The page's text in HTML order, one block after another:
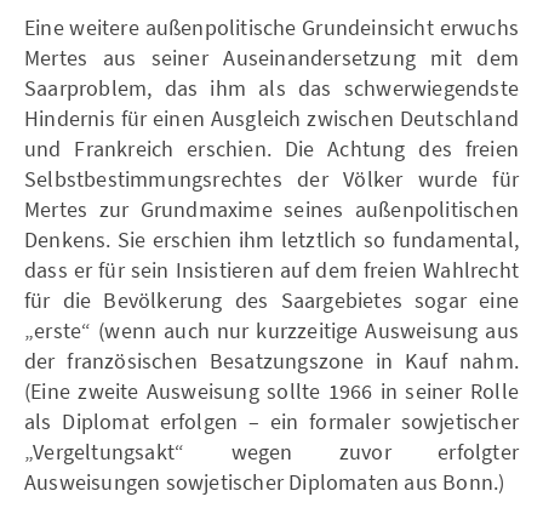
Eine weitere außenpolitische Grundeinsicht erwuchs
Mertes aus seiner Auseinandersetzung mit dem
Saarproblem, das ihm als das schwerwiegendste
Hindernis für einen Ausgleich zwischen Deutschland
und Frankreich erschien. Die Achtung des freien
Selbstbestimmungsrechtes der Völker wurde für
Mertes zur Grundmaxime seines außenpolitischen
Denkens. Sie erschien ihm letztlich so fundamental,
dass er für sein Insistieren auf dem freien Wahlrecht
für die Bevölkerung des Saargebietes sogar eine
„erste“ (wenn auch nur kurzzeitige Ausweisung aus
der französischen Besatzungszone in Kauf nahm.
(Eine zweite Ausweisung sollte 1966 in seiner Rolle
als Diplomat erfolgen – ein formaler sowjetischer
„Vergeltungsakt“ wegen zuvor erfolgter
Ausweisungen sowjetischer Diplomaten aus Bonn.)